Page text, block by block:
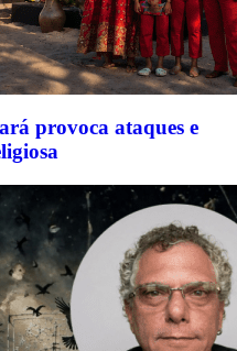
provoca ataques e